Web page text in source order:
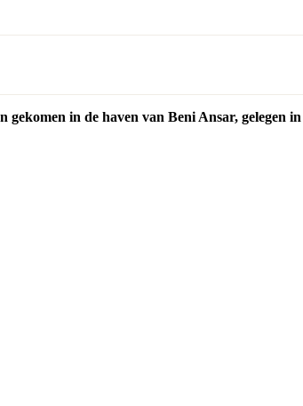
in de haven van Beni Ansar, gelegen